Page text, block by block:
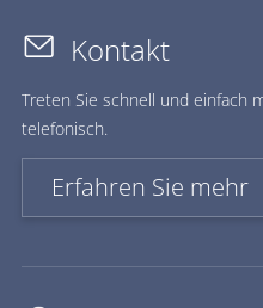
Kontakt
Treten Sie schnell und einfach
telefonisch.
Erfahren Sie mehr